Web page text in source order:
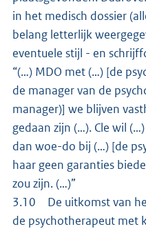
in het medisch dossier
belang letterlijk
eventuele stijl - en
“(…) MDO met (…) [de
de manager van de
manager)] we blijven
gedaan zijn (…). Cle wil
dan woe-do bij (…) [de
haar geen garanties
zou zijn. (…)”
3.10 De uitkomst van
de psychotherapeut met